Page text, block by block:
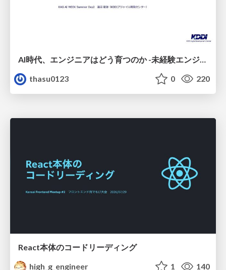
AI時代、エンジニアはどう育つのか -未経験エンジニアの成長を間近で見て考えたこと-
thasu0123
0 220
React本体のコードリーディング
high_g_engineer
1 140